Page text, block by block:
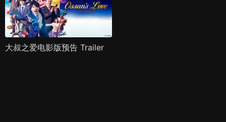
大叔之爱电影版预告 Trailer